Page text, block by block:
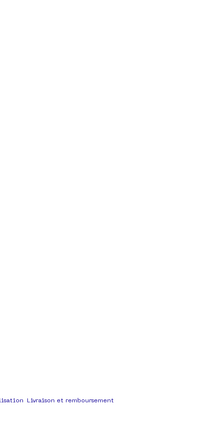
Livraison et remboursement